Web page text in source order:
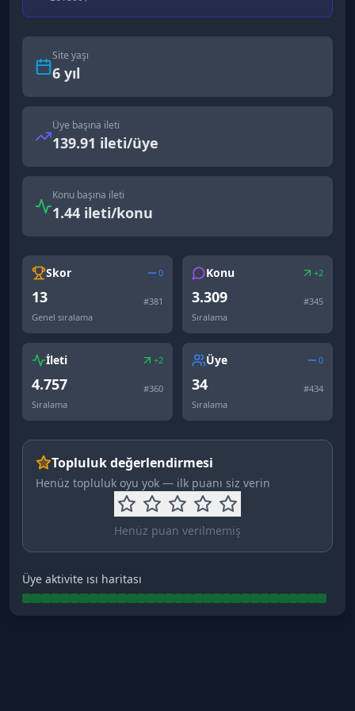
Site yaşı
6 yıl
Üye başına ileti
139.91 ileti/üye
Konu başına ileti
1.44 ileti/konu
Skor 0
13 #381
Genel sıralama
Konu +2
3.309 #345
Sıralama
İleti +2
4.757 #360
Sıralama
Üye 0
34 #434
Sıralama
Topluluk değerlendirmesi
Henüz topluluk oyu yok — ilk puanı siz verin
Henüz puan verilmemiş
Üye aktivite ısı haritası